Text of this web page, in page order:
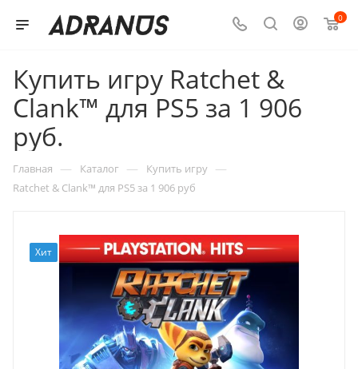
0
Купить игру Ratchet &
Clank™ для PS5 за 1 906
руб.
Главная — Каталог — Купить игру —
Ratchet & Clank™ для PS5 за 1 906 руб
Хит